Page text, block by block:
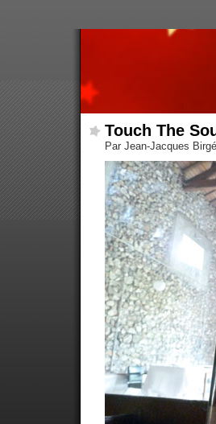
Touch The
Par Jean-Jacques